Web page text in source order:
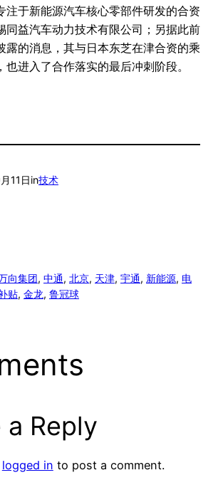
注于新能源汽车核心零部件研发的合资
益汽车动力技术有限公司；另据此前
露的消息，其与日本东芝在津合资的乘
也进入了合作落实的最后冲刺阶段。
11日in技术
向集团, 中通, 北京, 天津, 宇通, 新能源, 电
贴, 金龙, 鲁冠球
a Reply
logged in to post a comment.